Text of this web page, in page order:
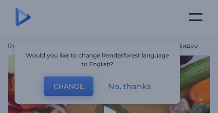
Главная Набор Для Создания Кулинарного Видео
Would you like to change Renderforest language
to English?
CHANGE No, thanks